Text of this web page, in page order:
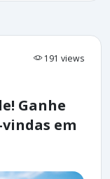
191 views
Ganhe
em